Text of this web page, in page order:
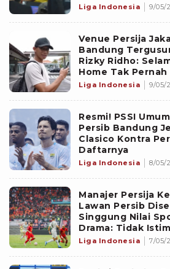
Liga Indonesia 9/05/
Venue Persija
Bandung
Rizky Ridho:
Home Tak
Liga Indonesia 9/05/
Resmi! PSSI
Persib Bandung
Clasico Kontra
Daftarnya
Liga Indonesia 8/05/
Manajer Persija
Lawan Persib
Singgung Nilai
Drama: Tidak
Liga Indonesia 7/05/